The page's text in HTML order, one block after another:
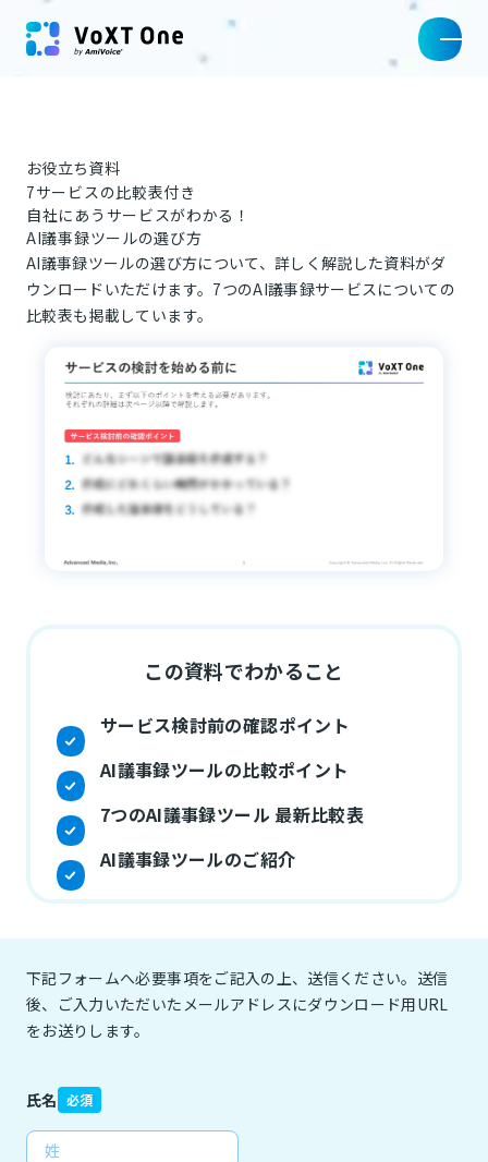
お役立ち資料
7サービスの比較表付き
自社にあうサービスがわかる！
AI議事録ツールの選び方
AI議事録ツールの選び方について、詳しく解説した資料がダ
ウンロードいただけます。7つのAI議事録サービスについての
比較表も掲載しています。
この資料でわかること
サービス検討前の確認ポイント
AI議事録ツールの比較ポイント
7つのAI議事録ツール 最新比較表
AI議事録ツールのご紹介
下記フォームへ必要事項をご記入の上、送信ください。送信
後、ご入力いただいたメールアドレスにダウンロード用URL
をお送りします。